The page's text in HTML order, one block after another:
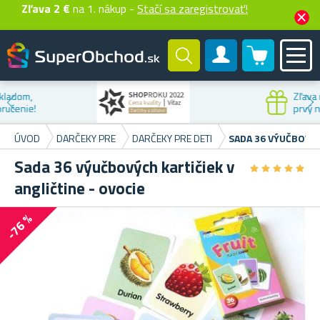
Zľava 2 € na 1. nákup - Stačí sa zaregistrovať!
Zákaznícky účet
0 produktů
Zľava na
prvý nákup
ÚVOD DARČEKY PRE DARČEKY PRE DETI SADA 36
Sada 36 výučbových kartičiek v
angličtine - ovocie
★★★★★
★★★★★
-76 %